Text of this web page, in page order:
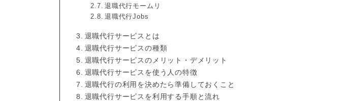
退職代行モームリ
退職代行Jobs
退職代行サービスとは
退職代行サービスの種類
退職代行サービスのメリット・デメリット
退職代行サービスを使う人の特徴
退職代行の利用を決めたら準備しておくこと
退職代行サービスを利用する手順と流れ